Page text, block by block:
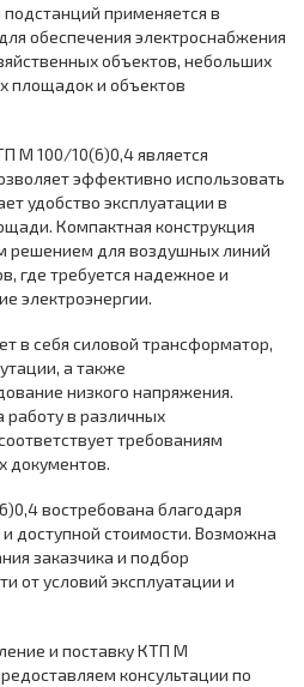
применяется в
обеспечения электроснабжения
объектов, небольших
площадок и объектов
М 100/10(6)0,4 является
эффективно использовать
удобство эксплуатации в
Компактная конструкция
решением для воздушных линий
где требуется надежное и
электроэнергии.
в себя силовой трансформатор,
а также
низкого напряжения.
работу в различных
требованиям
документов.
востребована благодаря
доступной стоимости. Возможна
заказчика и подбор
от условий эксплуатации и
и поставку КТП М
консультации по